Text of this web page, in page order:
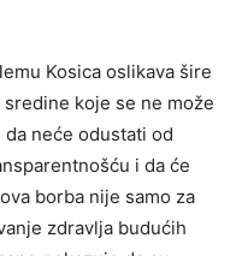
Kosica oslikava šire
koje se ne može
neće odustati od
i da će
borba nije samo za
zdravlja budućih